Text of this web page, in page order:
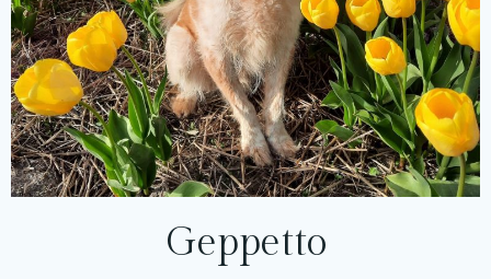
Geppetto